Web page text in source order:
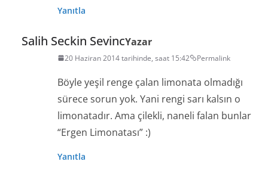
Yanıtla
Salih Seckin SevincYazar
20 Haziran 2014 tarihinde, saat 15:42 Permalink
Böyle yeşil renge çalan limonata olmadığı
sürece sorun yok. Yani rengi sarı kalsın o
limonatadır. Ama çilekli, naneli falan bunlar
“Ergen Limonatası” :)
Yanıtla